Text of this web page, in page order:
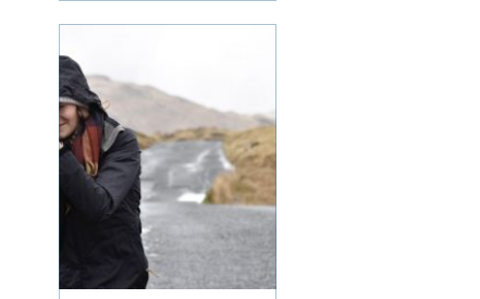
foto till ditt pass eller id-
kort,...